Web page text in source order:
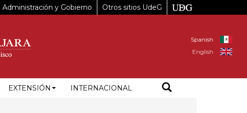
Administración y Gobierno Otros sitios UdeG
Spanish
English
EXTENSIÓN INTERNACIONAL